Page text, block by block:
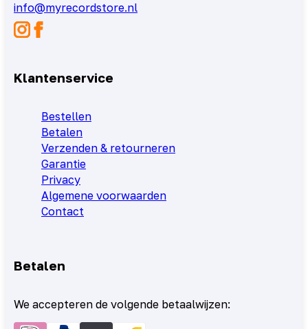
info@myrecordstore.nl
Klantenservice
Bestellen
Betalen
Verzenden & retourneren
Garantie
Privacy
Algemene voorwaarden
Contact
Betalen
We accepteren de volgende betaalwijzen: